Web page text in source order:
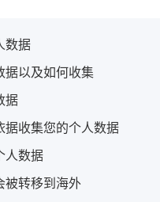
数据
据以及如何收集
据
据收集您的个人数据
人数据
被转移到海外